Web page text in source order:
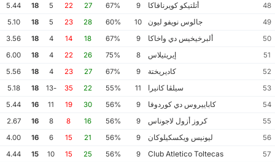
48
أتلتيكو كويرنافاكا 9
67%
27
22
5
18
5.44
49
جالوس نويفو ليون 10
60%
28
23
5
18
5.10
50
ألبرخيخيس دي واخاكا 9
67%
18
14
4
18
3.56
51
إيريتيلاس 8
75%
26
22
4
18
6.00
52
كاديريختة 9
67%
27
23
4
18
5.56
53
سيلڤا كانيرا 11
55%
22
35
-13
18
5.18
54
كاباييروس دي كوردوفا 9
56%
30
19
11
16
5.44
55
كروز أزول لاجوناس 9
56%
16
8
8
16
2.67
56
ليونيس ويكسكيلوكان 9
56%
21
15
6
16
4.00
57
9
56%
25
15
10
15
4.44